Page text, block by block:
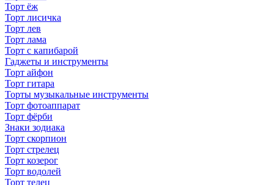
Торт ёж
Торт лисичка
Торт лев
Торт лама
Торт с капибарой
Гаджеты и инструменты
Торт айфон
Торт гитара
Торты музыкальные инструменты
Торт фотоаппарат
Торт фёрби
Знаки зодиака
Торт скорпион
Торт стрелец
Торт козерог
Торт водолей
Торт телец